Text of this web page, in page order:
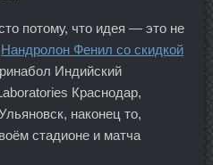
потому, что идея — это не
Нандролон Фенил со скидкой
Индийский
Краснодар,
наконец то,
стадионе и матча